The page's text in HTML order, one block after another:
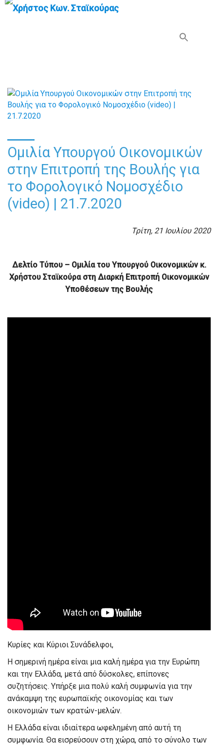
Ομιλία Υπουργού Οικονομικών
στην Επιτροπή της Βουλής για
το Φορολογικό Νομοσχέδιο
(video) | 21.7.2020
Τρίτη, 21 Ιουλίου 2020
Δελτίο Τύπου – Ομιλία του Υπουργού Οικονομικών κ.
Χρήστου Σταϊκούρα στη Διαρκή Επιτροπή Οικονομικών
Υποθέσεων της Βουλής
Κυρίες και Κύριοι Συνάδελφοι,
Η σημερινή ημέρα είναι μια καλή ημέρα για την Ευρώπη
και την Ελλάδα, μετά από δύσκολες, επίπονες
συζητήσεις. Υπήρξε μια πολύ καλή συμφωνία για την
ανάκαμψη της ευρωπαϊκής οικονομίας και των
οικονομιών των κρατών-μελών.
Η Ελλάδα είναι ιδιαίτερα ωφελημένη από αυτή τη
συμφωνία. Θα εισρεύσουν στη χώρα, από το σύνολο των